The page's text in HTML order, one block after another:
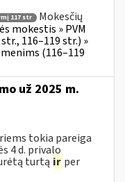
117 str
Mokesčių
mokestis » PVM
116–119 str.) »
(116–119
už 2025 m.
tokia pareiga
4 d. privalo
turtą ir per